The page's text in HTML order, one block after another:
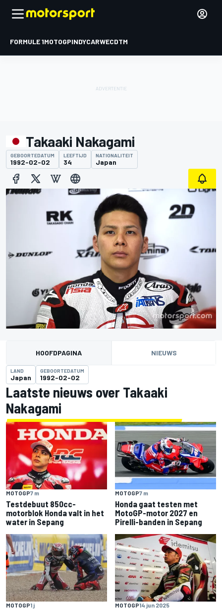
FORMULE 1MOTOGPINDYCARWECDTM
Takaaki Nakagami
GEBOORTEDATUM
1992-02-02
LEEFTIJD
34
NATIONALITEIT
Japan
HOOFDPAGINA NIEUWS
LAND
Japan
GEBOORTEDATUM
1992-02-02
Laatste nieuws over Takaaki
Nakagami
MOTOGP7 m
Testdebuut 850cc-
motorblok Honda valt in het
water in Sepang
MOTOGP7 m
Honda gaat testen met
MotoGP-motor 2027 en
Pirelli-banden in Sepang
MOTOGP1 j MOTOGP14 jun 2025